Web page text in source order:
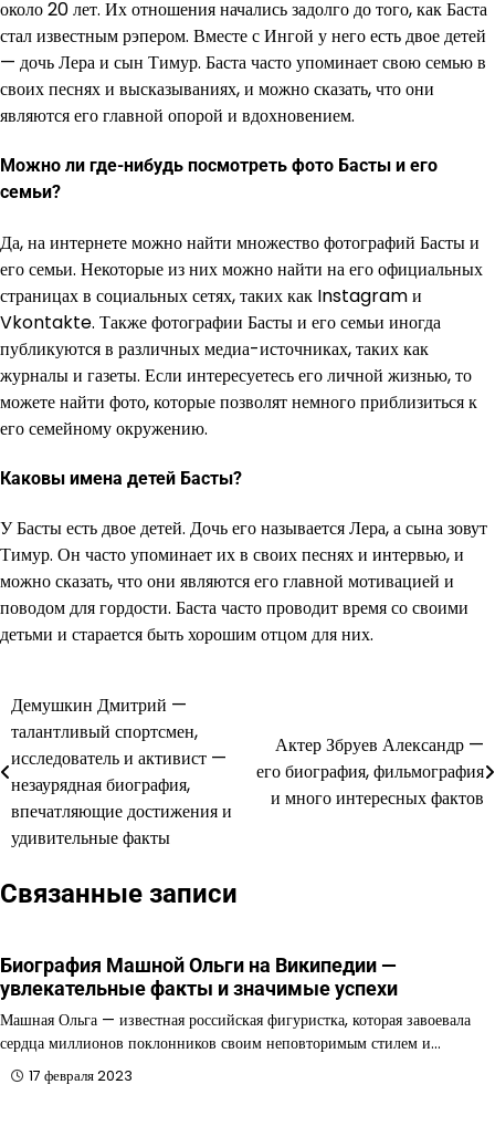
около 20 лет. Их отношения начались задолго до того, как Баста
стал известным рэпером. Вместе с Ингой у него есть двое детей
— дочь Лера и сын Тимур. Баста часто упоминает свою семью в
своих песнях и высказываниях, и можно сказать, что они
являются его главной опорой и вдохновением.
Можно ли где-нибудь посмотреть фото Басты и его
семьи?
Да, на интернете можно найти множество фотографий Басты и
его семьи. Некоторые из них можно найти на его официальных
страницах в социальных сетях, таких как Instagram и
Vkontakte. Также фотографии Басты и его семьи иногда
публикуются в различных медиа-источниках, таких как
журналы и газеты. Если интересуетесь его личной жизнью, то
можете найти фото, которые позволят немного приблизиться к
его семейному окружению.
Каковы имена детей Басты?
У Басты есть двое детей. Дочь его называется Лера, а сына зовут
Тимур. Он часто упоминает их в своих песнях и интервью, и
можно сказать, что они являются его главной мотивацией и
поводом для гордости. Баста часто проводит время со своими
детьми и старается быть хорошим отцом для них.
Навигация
по
записям
Демушкин Дмитрий —
талантливый спортсмен,
исследователь и активист —
незаурядная биография,
впечатляющие достижения и
удивительные факты
Актер Збруев Александр —
его биография, фильмография
и много интересных фактов
Связанные записи
Биография Машной Ольги на Википедии —
увлекательные факты и значимые успехи
Машная Ольга — известная российская фигуристка, которая завоевала
сердца миллионов поклонников своим неповторимым стилем и…
17 февраля 2023